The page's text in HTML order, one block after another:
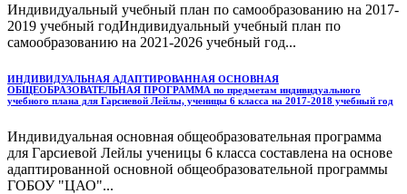
Индивидуальный учебный план по самообразованию на 2017-
2019 учебный годИндивидуальный учебный план по
самообразованию на 2021-2026 учебный год...
ИНДИВИДУАЛЬНАЯ АДАПТИРОВАННАЯ ОСНОВНАЯ
ОБЩЕОБРАЗОВАТЕЛЬНАЯ ПРОГРАММА по предметам индивидуального
учебного плана для Гарсиевой Лейлы, ученицы 6 класса на 2017-2018 учебный год
Индивидуальная основная общеобразовательная программа
для Гарсиевой Лейлы ученицы 6 класса составлена на основе
адаптированной основной общеобразовательной программы
ГОБОУ "ЦАО"...